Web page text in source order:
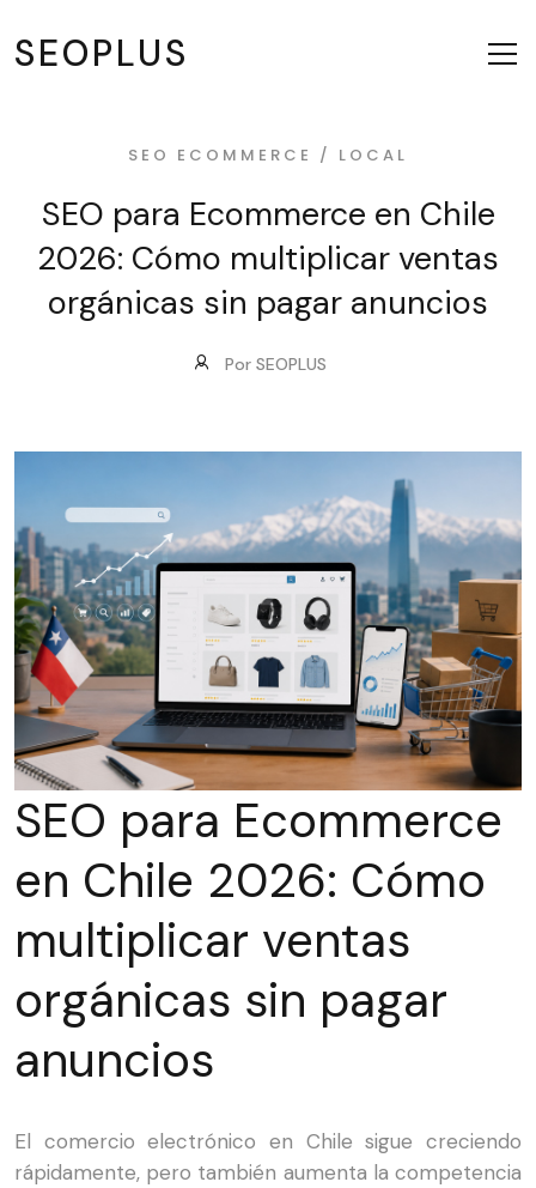
SEOPLUS
SEO ECOMMERCE / LOCAL
SEO para Ecommerce en Chile
2026: Cómo multiplicar ventas
orgánicas sin pagar anuncios
Por SEOPLUS
SEO para Ecommerce
en Chile 2026: Cómo
multiplicar ventas
orgánicas sin pagar
anuncios
El comercio electrónico en Chile sigue creciendo
rápidamente, pero también aumenta la competencia